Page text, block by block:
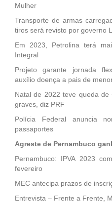
Mulher
Transporte de armas
tiros será revisto por governo
Em 2023, Petrolina terá
Integral
Projeto garante jornada
auxílio doença a pais de
Natal de 2022 teve queda
graves, diz PRF
Polícia Federal anuncia
passaportes
Agreste de Pernambuco
Pernambuco: IPVA 2023
fevereiro
MEC antecipa prazos de
Entrevista – Frente a Frente,